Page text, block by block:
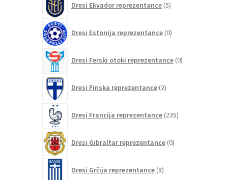
Dresi Ekvador reprezentance 5izdelkov
Dresi Estonija reprezentance 0izdelkov
Dresi Ferski otoki reprezentance 0izdelkov
Dresi Finska reprezentance 2izdelka
Dresi Francija reprezentance 235izdelkov
Dresi Gibraltar reprezentance 0izdelkov
Dresi Grčija reprezentance 8izdelkov